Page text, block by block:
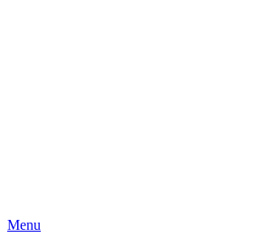
Menu